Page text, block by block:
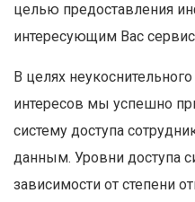
целью предоставления
интересующим Вас
В целях
интересов мы успешно
систему доступа
данным. Уровни доступа
зависимости от степени